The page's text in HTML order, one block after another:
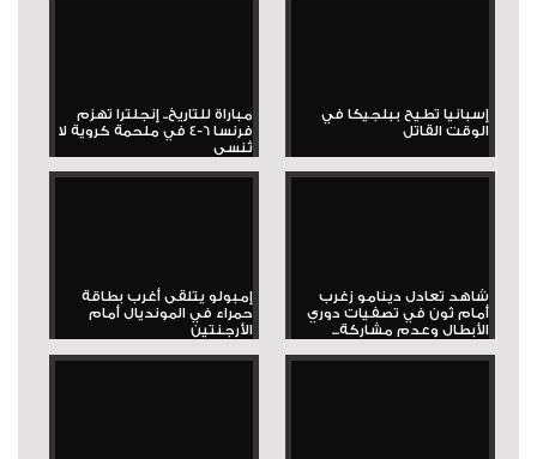
إسبانيا تطيح ببلجيكا في
الوقت القاتل
مباراة للتاريخ.. إنجلترا تهزم
فرنسا 6-4 في ملحمة كروية لا
تُنسى
شاهد تعادل دينامو زغرب
أمام ثون في تصفيات دوري
الأبطال وعدم مشاركة...
إمبولو يتلقى أغرب بطاقة
حمراء في المونديال أمام
الأرجنتين